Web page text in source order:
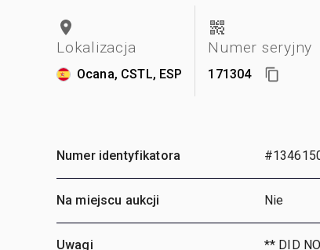
Lokalizacja
Ocana, CSTL, ESP
Numer seryjny
171304
Numer identyfikatora
Na miejscu aukcji Nie
Uwagi ** DID